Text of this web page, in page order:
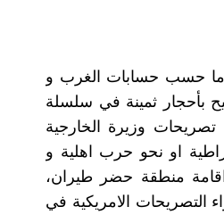
ما حسب حسابات الغرب و
بأحجار ثمينة في سلسلة
تصريحات وزيرة الخارجية
او نحو حرب اهلية و
اقامة منطقة حضر طيران،
التصريحات الامريكية في